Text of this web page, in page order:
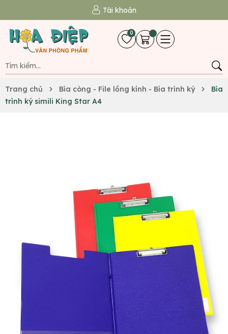
Tài khoản
0
Trang chủ Bìa còng - File lồng kính - Bìa trình ký
Bìa
trình ký simili King Star A4